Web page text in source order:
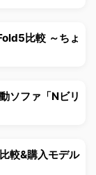
比較 ～ちょ
ソファ「Nビリ
較&購入モデル